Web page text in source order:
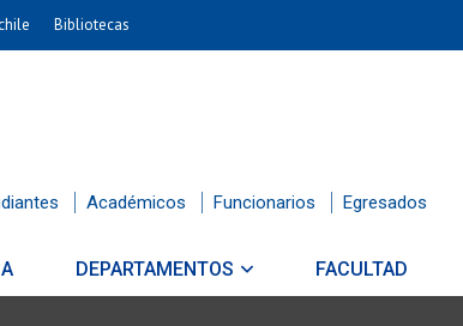
Bibliotecas
Académicos Funcionarios Egresados
DEPARTAMENTOS FACULTAD